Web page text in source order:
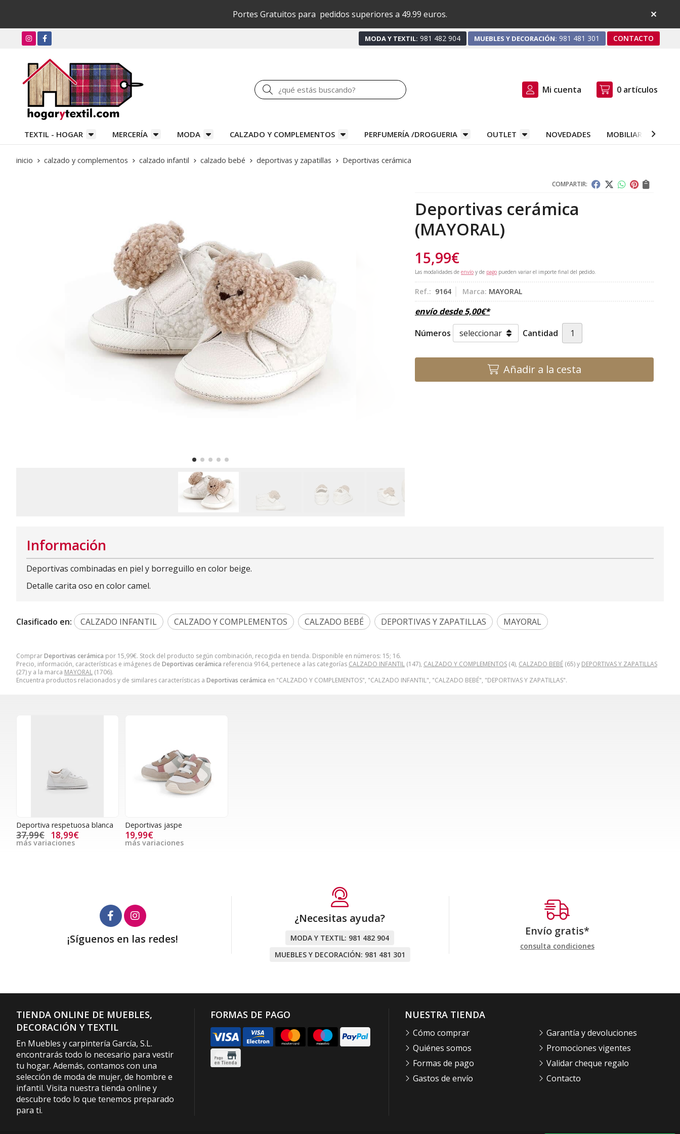
Portes Gratuitos para pedidos superiores a 49.99 euros.
MODA Y TEXTIL: 981 482 904 MUEBLES Y DECORACIÓN: 981 481 301 CONTACTO
Buscar Mi cuenta 0 artículos
TEXTIL - HOGAR MERCERÍA MODA CALZADO Y COMPLEMENTOS PERFUMERÍA /DROGUERIA OUTLET NOVEDADES MOBILIARIO Y
inicio calzado y complementos calzado infantil calzado bebé deportivas y zapatillas Deportivas cerámica
COMPARTIR:
Deportivas cerámica
(MAYORAL)
15,99€
Las modalidades de envío y de pago pueden variar el importe final del pedido.
Ref.: 9164 Marca: MAYORAL
envío desde5,00€*
Números
Cantidad
Añadir a la cesta
ComprarDeportivas cerámica por 15,99€. Stock del producto según combinación, recogida en tienda. Disponible en números: 15; 16.
Precio, información, características e imágenes de Deportivas cerámica referencia 9164, pertenece a las categorías CALZADO INFANTIL (147), CALZADO Y COMPLEMENTOS (4), CALZADO BEBÉ (65) y DEPORTIVAS Y ZAPATILLAS
(27) y a la marca MAYORAL (1706).
Encuentra productos relacionados y de similares características a Deportivas cerámica en "CALZADO Y COMPLEMENTOS", "CALZADO INFANTIL", "CALZADO BEBÉ", "DEPORTIVAS Y ZAPATILLAS".
Información
Deportivas combinadas en piel y borreguillo en color beige.
Detalle carita oso en color camel.
Clasificado en: CALZADO INFANTIL CALZADO Y COMPLEMENTOS CALZADO BEBÉ DEPORTIVAS Y ZAPATILLAS MAYORAL
Deportiva respetuosa blanca
37,99€ 18,99€
más variaciones
Deportivas jaspe
19,99€
más variaciones
¡Síguenos en las redes!
¿Necesitas ayuda?
MODA Y TEXTIL: 981 482 904
MUEBLES Y DECORACIÓN: 981 481 301
Envío gratis*
consulta condiciones
TIENDA ONLINE DE MUEBLES,
DECORACIÓN Y TEXTIL
En Muebles y carpintería García, S.L.
encontrarás todo lo necesario para vestir
tu hogar. Además, contamos con una
selección de moda de mujer, de hombre e
infantil. Visita nuestra tienda online y
descubre todo lo que tenemos preparado
para ti.
FORMAS DE PAGO NUESTRA TIENDA
Cómo comprar
Quiénes somos
Formas de pago
Gastos de envío
Garantía y devoluciones
Promociones vigentes
Validar cheque regalo
Contacto